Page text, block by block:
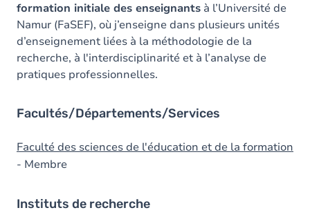
formation initiale des enseignants à l’Université de
Namur (FaSEF), où j’enseigne dans plusieurs unités
d’enseignement liées à la méthodologie de la
recherche, à l'interdisciplinarité et à l’analyse de
pratiques professionnelles.
Facultés/Départements/Services
Faculté des sciences de l'éducation et de la formation
- Membre
Instituts de recherche